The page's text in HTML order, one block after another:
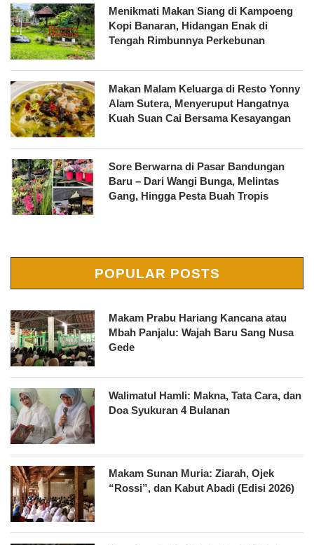
Menikmati Makan Siang di Kampoeng
Kopi Banaran, Hidangan Enak di
Tengah Rimbunnya Perkebunan
Makan Malam Keluarga di Resto Yonny
Alam Sutera, Menyeruput Hangatnya
Kuah Suan Cai Bersama Kesayangan
Sore Berwarna di Pasar Bandungan
Baru – Dari Wangi Bunga, Melintas
Gang, Hingga Pesta Buah Tropis
POPULAR POSTS
Makam Prabu Hariang Kancana atau
Mbah Panjalu: Wajah Baru Sang Nusa
Gede
Walimatul Hamli: Makna, Tata Cara, dan
Doa Syukuran 4 Bulanan
Makam Sunan Muria: Ziarah, Ojek
“Rossi”, dan Kabut Abadi (Edisi 2026)